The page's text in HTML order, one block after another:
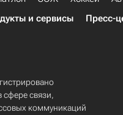
и сервисы Пресс-
сфере связи,
коммуникаций